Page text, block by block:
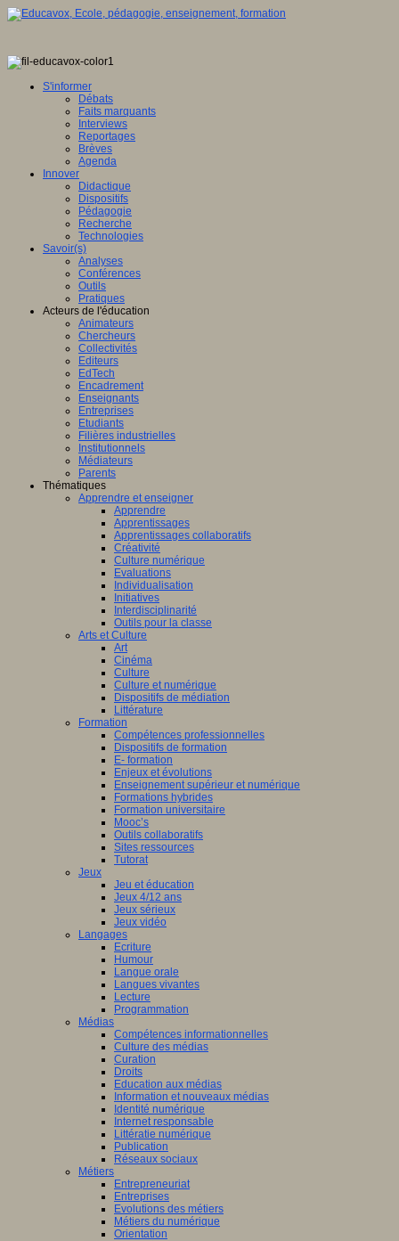
S'informer
Débats
Faits marquants
Interviews
Reportages
Brèves
Agenda
Innover
Didactique
Dispositifs
Pédagogie
Recherche
Technologies
Savoir(s)
Analyses
Conférences
Outils
Pratiques
Acteurs de l'éducation
Animateurs
Chercheurs
Collectivités
Editeurs
EdTech
Encadrement
Enseignants
Entreprises
Etudiants
Filières industrielles
Institutionnels
Médiateurs
Parents
Thématiques
Apprendre et enseigner
Apprendre
Apprentissages
Apprentissages collaboratifs
Créativité
Culture numérique
Evaluations
Individualisation
Initiatives
Interdisciplinarité
Outils pour la classe
Arts et Culture
Art
Cinéma
Culture
Culture et numérique
Dispositifs de médiation
Littérature
Formation
Compétences professionnelles
Dispositifs de formation
E- formation
Enjeux et évolutions
Enseignement supérieur et numérique
Formations hybrides
Formation universitaire
Mooc’s
Outils collaboratifs
Sites ressources
Tutorat
Jeux
Jeu et éducation
Jeux 4/12 ans
Jeux sérieux
Jeux vidéo
Langages
Ecriture
Humour
Langue orale
Langues vivantes
Lecture
Programmation
Médias
Compétences informationnelles
Culture des médias
Curation
Droits
Education aux médias
Information et nouveaux médias
Identité numérique
Internet responsable
Littératie numérique
Publication
Réseaux sociaux
Métiers
Entrepreneuriat
Entreprises
Evolutions des métiers
Métiers du numérique
Orientation